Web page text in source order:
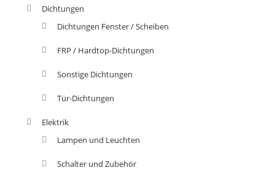
Dichtungen
Dichtungen Fenster / Scheiben
FRP / Hardtop-Dichtungen
Sonstige Dichtungen
Tür-Dichtungen
Elektrik
Lampen und Leuchten
Schalter und Zubehör